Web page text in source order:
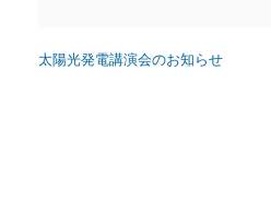
太陽光発電講演会のお知らせ